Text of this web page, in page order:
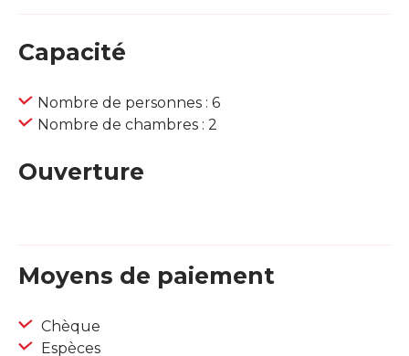
Capacité
Nombre de personnes : 6
Nombre de chambres : 2
Ouverture
Moyens de paiement
Chèque
Espèces